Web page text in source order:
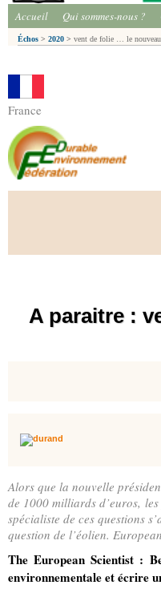
Accueil Qui sommes-nous ?
Échos > 2020 > vent de folie … le
France
A paraitre :
Alors que la nouvelle
de 1000 milliards d’euros,
spécialiste de ces questions
question de l’éolien.
The European Scientist :
environnementale et écrire